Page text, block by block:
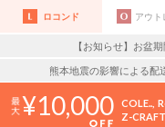
ロコンド アウト
【お知らせ】お盆
熊本地震の影響による配
10,000 COLE..
Z-CRAFT